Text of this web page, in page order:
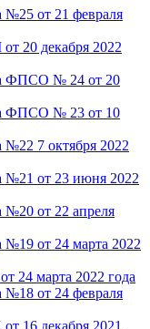
№25 от 21 февраля
20 декабря 2022
ФПСО № 24 от 20
ФПСО № 23 от 10
№22 7 октября 2022
№21 от 23 июня 2022
№20 от 22 апреля
№19 от 24 марта 2022
24 марта 2022 года
№18 от 24 февраля
16 декабря 2021